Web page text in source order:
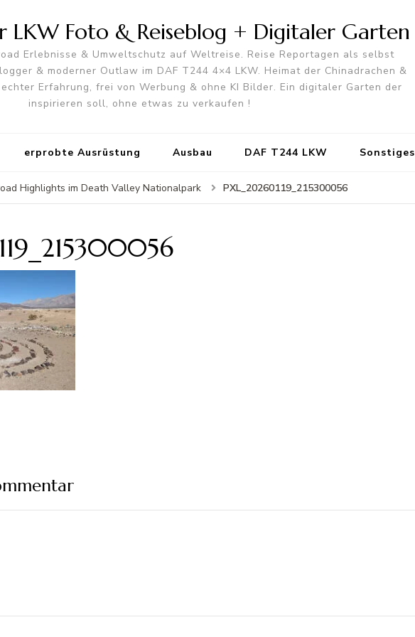
LKW Foto & Reiseblog + Digitaler Garten
Erlebnisse & Umweltschutz auf Weltreise. Reise Reportagen als selbst
& moderner Outlaw im DAF T244 4×4 LKW. Heimat der Chinadrachen &
Erfahrung, frei von Werbung & ohne KI Bilder. Ein digitaler Garten der
inspirieren soll, ohne etwas zu verkaufen !
erprobte Ausrüstung Ausbau DAF T244 LKW Sonstiges
Highlights im Death Valley Nationalpark PXL_20260119_215300056